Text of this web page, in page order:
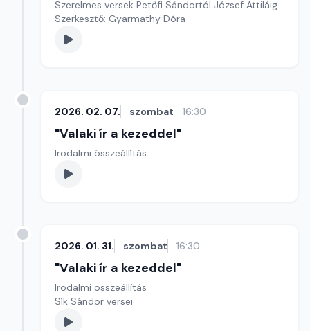
Szerelmes versek Petőfi Sándortól József Attiláig
Szerkesztő: Gyarmathy Dóra
2026. 02. 07. szombat 16:30
"Valaki ír a kezeddel"
Irodalmi összeállítás
2026. 01. 31. szombat 16:30
"Valaki ír a kezeddel"
Irodalmi összeállítás
Sík Sándor versei